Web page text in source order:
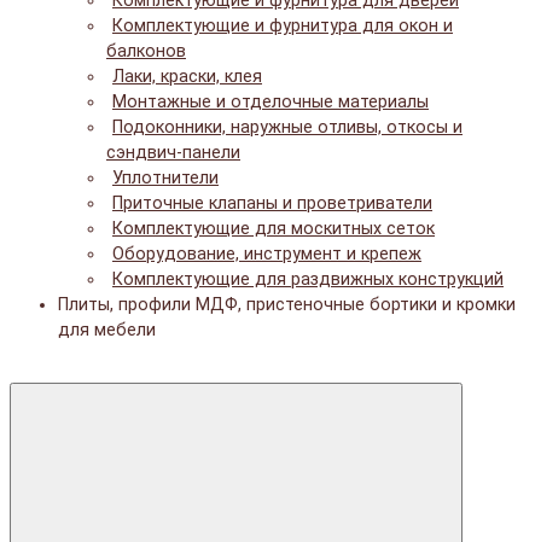
Комплектующие и фурнитура для окон и
балконов
Лаки, краски, клея
Монтажные и отделочные материалы
Подоконники, наружные отливы, откосы и
сэндвич-панели
Уплотнители
Приточные клапаны и проветриватели
Комплектующие для москитных сеток
Оборудование, инструмент и крепеж
Комплектующие для раздвижных конструкций
Плиты, профили МДФ, пристеночные бортики и кромки
для мебели